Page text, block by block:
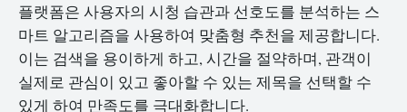
플랫폼은 사용자의 시청 습관과 선호도를 분석하는 스
마트 알고리즘을 사용하여 맞춤형 추천을 제공합니다.
이는 검색을 용이하게 하고, 시간을 절약하며, 관객이
실제로 관심이 있고 좋아할 수 있는 제목을 선택할 수
있게 하여 만족도를 극대화합니다.